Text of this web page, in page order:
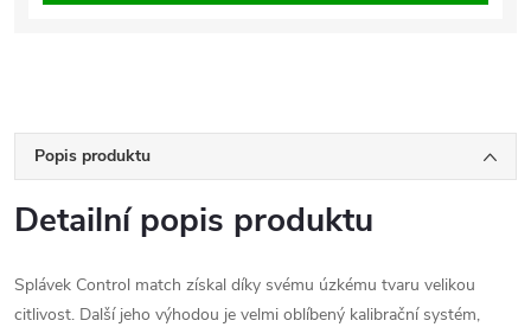
Popis produktu
Detailní popis produktu
Splávek Control match získal díky svému úzkému tvaru velikou
citlivost. Další jeho výhodou je velmi oblíbený kalibrační systém,